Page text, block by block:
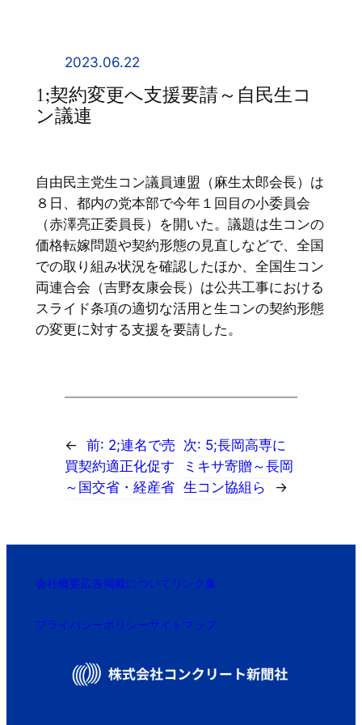
2023.06.22
1;契約変更へ支援要請～自民生コ
ン議連
自由民主党生コン議員連盟（麻生太郎会長）は
８日、都内の党本部で今年１回目の小委員会
（赤澤亮正委員長）を開いた。議題は生コンの
価格転嫁問題や契約形態の見直しなどで、全国
での取り組み状況を確認したほか、全国生コン
両連合会（吉野友康会長）は公共工事における
スライド条項の適切な活用と生コンの契約形態
の変更に対する支援を要請した。
← 前: 2;連名で売
買契約適正化促す
～国交省・経産省
次: 5;長岡高専に
ミキサ寄贈～長岡
生コン協組ら
→
会社概要広告掲載について リンク集
プライバシーポリシーサイトマップ